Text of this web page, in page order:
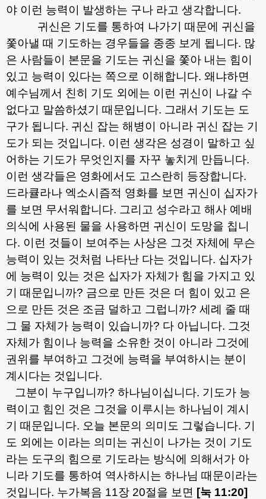
야 이런 능력이 발생하는 구나 라고 생각합니다.
귀신은 기도를 통하여 나가기 때문에 귀신을
쫓아낼 때 기도하는 경우들을 종종 보게 됩니다. 많
은 사람들이 본문을 기도는 귀신을 쫓아 내는 힘이
있고 능력이 있다는 쪽으로 이해합니다. 왜냐하면
예수님께서 친히 기도 외에는 이런 귀신이 나갈 수
없다고 말씀하셨기 때문입니다. 그래서 기도는 도
구가 됩니다. 귀신 잡는 해병이 아니라 귀신 잡는 기
도가 되는 것입니다. 이런 생각은 성경이 말하고 싶
어하는 기도가 무엇인지를 자꾸 놓치게 만듭니다.
이런 생각들은 영화에서도 고스란히 등장합니다.
드라큘라나 엑소시즘적 영화를 보면 귀신이 십자가
를 보면 무서워합니다. 그리고 성수라고 해사 예배
의식에 사용된 물을 사용하면 귀신이 도망을 칩니
다. 이런 것들이 보여주는 사상은 그것 자체에 무슨
능력이 있는 것처럼 나타난 다는 것입니다. 십자가
에 능력이 있는 것은 십자가 자체가 힘을 가지고 있
기 때문입니까? 금으로 만든 것은 더 힘이 있고 은
으로 만든 것은 조금 덜하고 그럽니까? 세례 줄 때
그 물 자체가 능력이 있습니까? 다 아닙니다. 그것
자체가 힘이나 능력을 소유한 것이 아니라 그것에
권위를 부여하고 그것에 능력을 부여하시는 분이
계시다는 것입니다.
그분이 누구입니까? 하나님이십니다. 기도가 능
력이고 힘인 것은 그것을 이루시는 하나님이 계시
기 때문입니다. 오늘 본문의 의미도 그렇습니다. 기
도 외에는 이라는 의미는 귀신이 나가는 것이 기도
라는 도구의 힘으로 기도라는 방식에 의해서가 아
니라 기도를 통하여 역사하시는 하나님 때문이라는
것입니다. 누가복음 11장 20절을 보면 [눅 11:20]